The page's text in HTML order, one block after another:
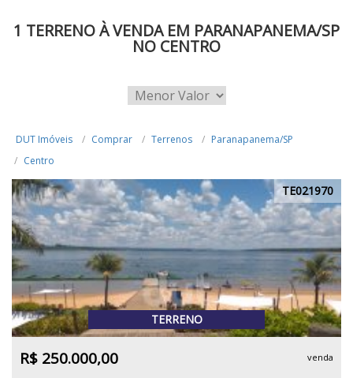
1 TERRENO À VENDA EM PARANAPANEMA/SP
NO CENTRO
DUT Imóveis Comprar Terrenos
Paranapanema/SP
Centro
TE021970
TERRENO
R$ 250.000,00 venda